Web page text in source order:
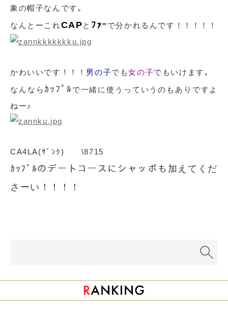
象の帽子なんです｡
なんとーこれCAPと ﾌｧｰで分かれるんです！！！！！
かわいいです！！！ 男の子でも女の子でもいけます｡
なんなら ｶｯﾌﾟﾙで一緒に使うっていうのもありですよ
ねー♪
CA4LA(ｻﾞﾝｸ) \8715
ｶｯﾌﾟﾙのデートコースにシャッポも加えてくだ
さーい！！！！